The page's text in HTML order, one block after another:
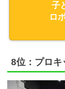
子
ロ
8位：プロキ